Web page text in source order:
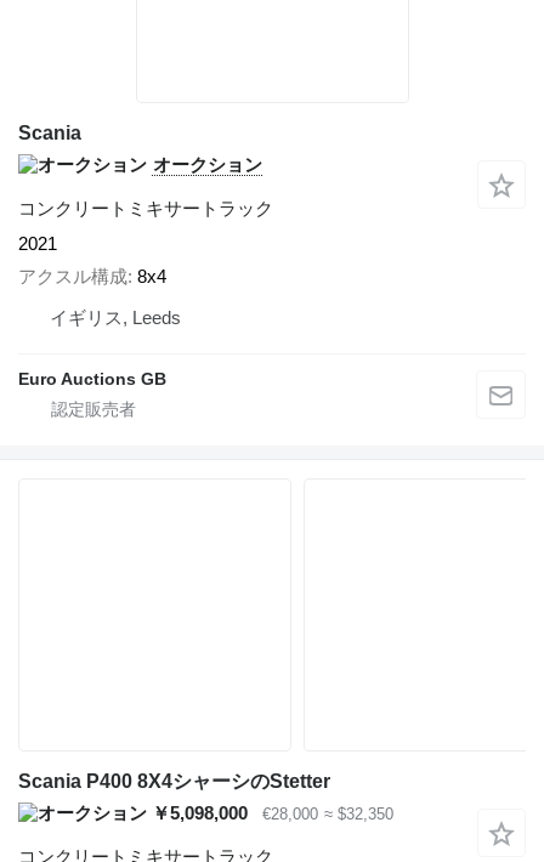
Scania
オークション
コンクリートミキサートラック
2021
アクスル構成 8x4
イギリス, Leeds
Euro Auctions GB
Scania P400 8X4シャーシのStetter
￥5,098,000
€28,000 ≈ $32,350
コンクリートミキサートラック